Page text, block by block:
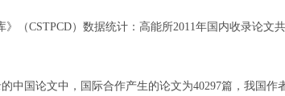
CSTPCD）数据统计：高能所2011年国内收录论文共
国论文中，国际合作产生的论文为40297篇，我国作